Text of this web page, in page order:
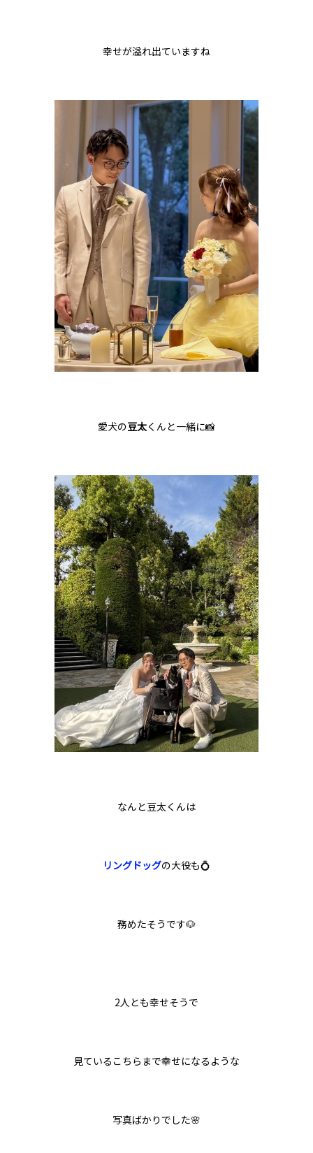
幸せが溢れ出ていますね
愛犬の豆太くんと一緒に📸
なんと豆太くんは
リングドッグの大役も💍
務めたそうです🐶
2人とも幸せそうで
見ているこちらまで幸せになるような
写真ばかりでした🌸